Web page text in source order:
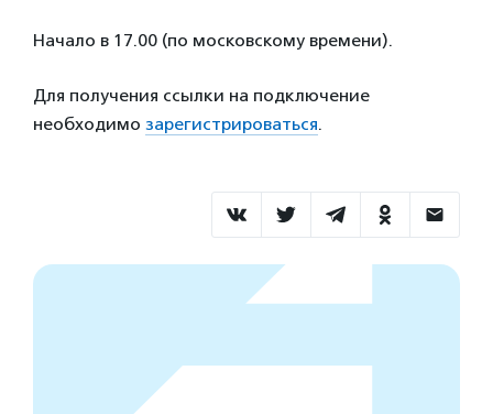
Начало в 17.00 (по московскому времени).
Для получения ссылки на подключение
необходимо зарегистрироваться.